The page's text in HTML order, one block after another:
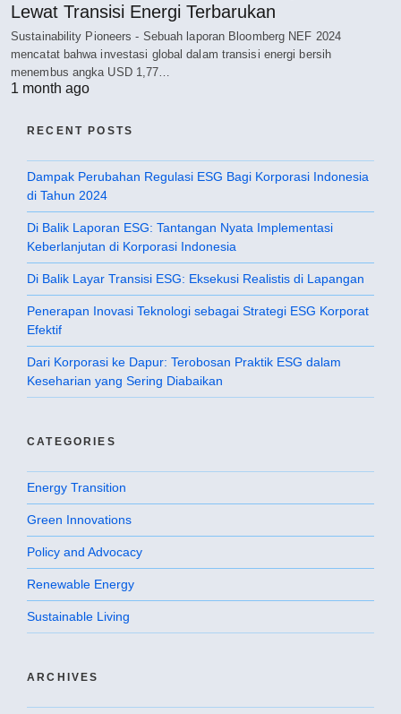
Lewat Transisi Energi Terbarukan
Sustainability Pioneers - Sebuah laporan Bloomberg NEF 2024
mencatat bahwa investasi global dalam transisi energi bersih
menembus angka USD 1,77…
1 month ago
RECENT POSTS
Dampak Perubahan Regulasi ESG Bagi Korporasi Indonesia
di Tahun 2024
Di Balik Laporan ESG: Tantangan Nyata Implementasi
Keberlanjutan di Korporasi Indonesia
Di Balik Layar Transisi ESG: Eksekusi Realistis di Lapangan
Penerapan Inovasi Teknologi sebagai Strategi ESG Korporat
Efektif
Dari Korporasi ke Dapur: Terobosan Praktik ESG dalam
Keseharian yang Sering Diabaikan
CATEGORIES
Energy Transition
Green Innovations
Policy and Advocacy
Renewable Energy
Sustainable Living
ARCHIVES